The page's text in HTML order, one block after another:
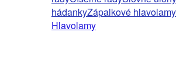
hádankyZápalkové hlavolamy
Hlavolamy